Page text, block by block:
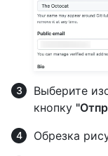
Выберите
кнопку
Обрезка